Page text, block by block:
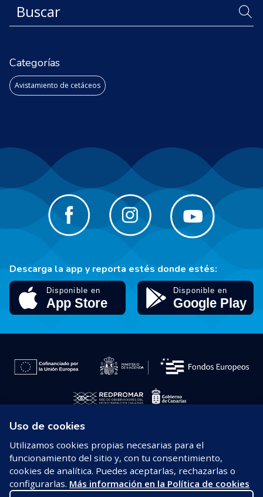
Categorías
Avistamiento de cetáceos
Descarga la app y reporta estés donde estés:
© 2026 REDPROMAR
Aviso legal
Política de privacidad
Uso de cookies
Utilizamos cookies propias necesarias para el
funcionamiento del sitio y, con tu consentimiento,
cookies de analítica. Puedes aceptarlas, rechazarlas o
configurarlas. Más información en la Política de cookies